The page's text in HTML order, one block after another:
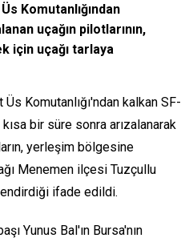
Komutanlığından
uçağın pilotlarının,
için uçağı tarlaya
Komutanlığı'ndan kalkan SF-
bir süre sonra arızalanarak
yerleşim bölgesine
Menemen ilçesi Tuzçullu
ifade edildi.
Yunus Bal'ın Bursa'nın